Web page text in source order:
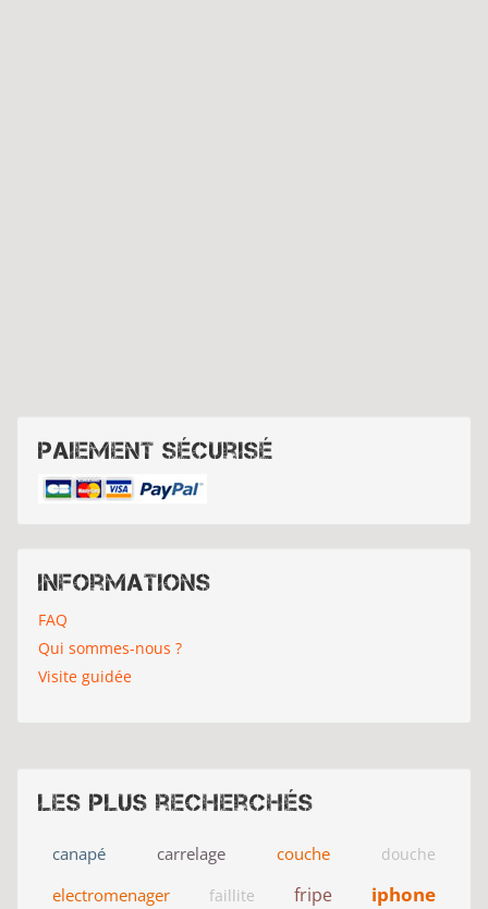
Paiement sécurisé
Informations
FAQ
Qui sommes-nous ?
Visite guidée
Les plus recherchés
canapé carrelage couche douche
electromenager faillite fripe
iphone